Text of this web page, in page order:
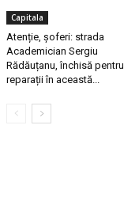
Capitala
Atenție, șoferi: strada
Academician Sergiu
Rădăuțanu, închisă pentru
reparații în această...